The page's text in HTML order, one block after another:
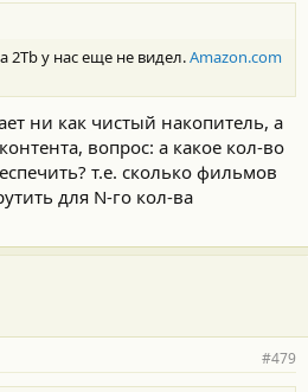
2Тb у нас еще не видел.Amazon.com
ни как чистый накопитель, а
вопрос: а какое кол-во
т.е. сколько фильмов
для N-го кол-ва
#479